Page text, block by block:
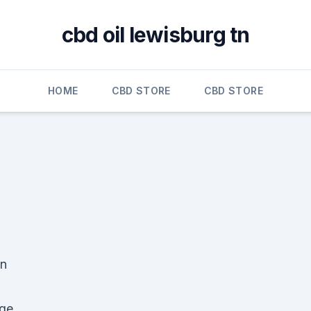
cbd oil lewisburg tn
HOME CBD STORE CBD STORE